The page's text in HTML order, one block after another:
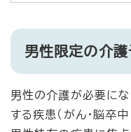
男性限定の介護
男性の介護が必要に
する疾患（がん・脳卒